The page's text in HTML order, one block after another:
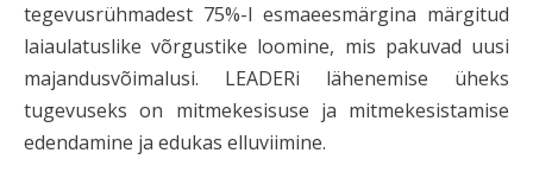
tegevusrühmadest 75%-l esmaeesmärgina märgitud
laiaulatuslike võrgustike loomine, mis pakuvad uusi
majandusvõimalusi. LEADERi lähenemise üheks
tugevuseks on mitmekesisuse ja mitmekesistamise
edendamine ja edukas elluviimine.